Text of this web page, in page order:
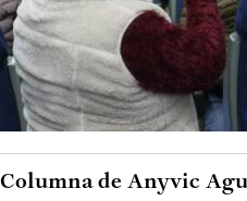
Columna de Anyvic